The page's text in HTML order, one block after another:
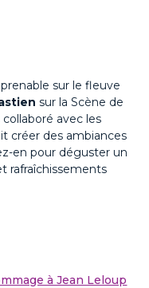
sur le fleuve
sur la Scène de
avec les
créer des ambiances
en pour déguster un
rafraîchissements
à Jean Leloup